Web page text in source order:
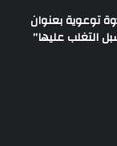
توعوية بعنوان
التغلب عليها”